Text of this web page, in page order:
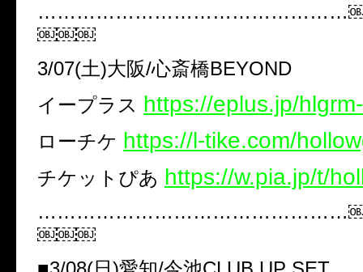
￼￼￼
3/07(土)大阪/心斎橋BEYOND
イープラス https://eplus.jp/
ローチケ https://l-tike.com/
チケットぴあ ​ https://w.pia.jp/t/
￼￼￼